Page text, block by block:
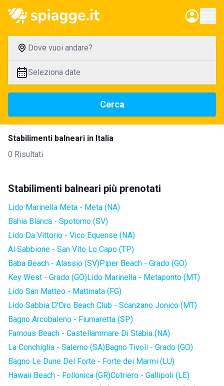
Dove vuoi andare?
Seleziona date
Cerca
Stabilimenti balneari in Italia
0 Risultati
Stabilimenti balneari più prenotati
Lido Marinella Meta - Meta (NA)
Bahia Blanca - Spotorno (SV)
Lido Da Vittorio - Vico Equense (NA)
Al Sabbione - San Vito Lo Capo (TP)
Baba Beach - Alassio (SV)Piper Beach - Grado (GO)
Key West - Grado (GO)Lido Marinella - Metaponto (MT)
Lido San Matteo - Mattinata (FG)
Lido Sabbia D'Oro Beach Club - Scanzano Jonico (MT)
Bagno Arcobaleno - Fiumaretta (SP)
Famous Beach - Castellammare Di Stabia (NA)
La Conchiglia - Salerno (SA)Bagno Tivoli - Grado (GO)
Bagno Le Dune Del Forte - Forte dei Marmi (LU)
Hawaii Beach - Follonica (GR)Cotriero - Gallipoli (LE)